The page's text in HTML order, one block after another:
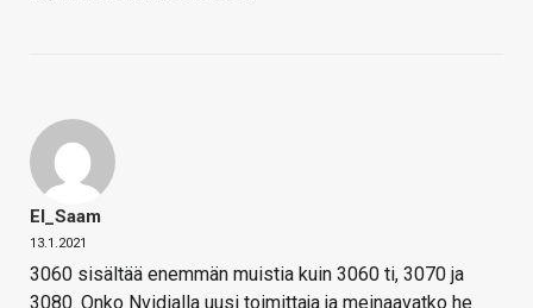
El_Saam
13.1.2021
3060 sisältää enemmän muistia kuin 3060 ti, 3070 ja
3080. Onko Nvidialla uusi toimittaja ja meinaavatko he